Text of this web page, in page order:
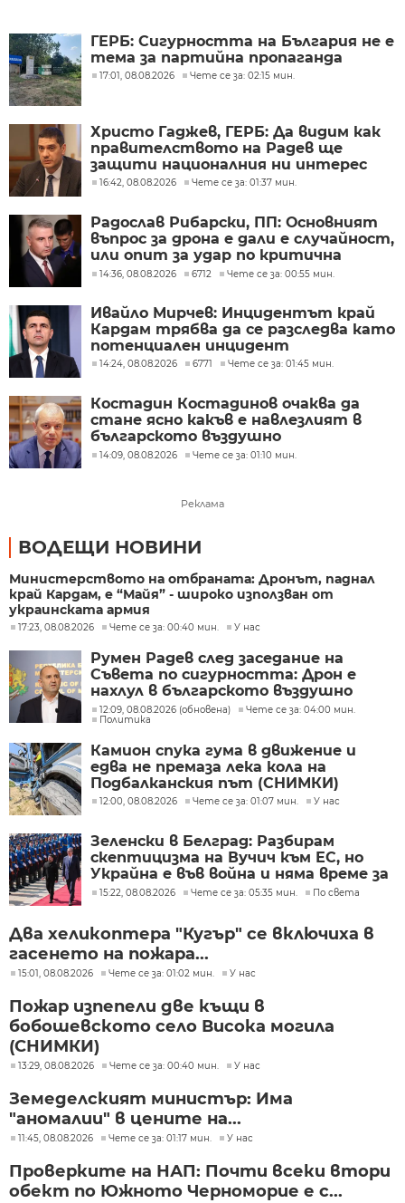
ГЕРБ: Сигурността на България не е
тема за партийна пропаганда
17:01, 08.08.2026 Чете се за: 02:15 мин.
Христо Гаджев, ГЕРБ: Да видим как
правителството на Радев ще
защити националния ни интерес
16:42, 08.08.2026 Чете се за: 01:37 мин.
Радослав Рибарски, ПП: Основният
въпрос за дрона е дали е случайност,
или опит за удар по критична
инфраструктура
14:36, 08.08.2026 6712 Чете се за: 00:55 мин.
Ивайло Мирчев: Инцидентът край
Кардам трябва да се разследва като
потенциален инцидент
14:24, 08.08.2026 6771 Чете се за: 01:45 мин.
Костадин Костадинов очаква да
стане ясно какъв е навлезлият в
българското въздушно
пространство дрон
14:09, 08.08.2026 Чете се за: 01:10 мин.
Реклама
ВОДЕЩИ НОВИНИ
Министерството на отбраната: Дронът, паднал
край Кардам, е “Майя” - широко използван от
украинската армия
17:23, 08.08.2026 Чете се за: 00:40 мин. У нас
Румен Радев след заседание на
Съвета по сигурността: Дрон е
нахлул в българското въздушно
пространство
12:09, 08.08.2026 (обновена)
Чете се за: 04:00 мин.
Политика
Камион спука гума в движение и
едва не премаза лека кола на
Подбалканския път (СНИМКИ)
12:00, 08.08.2026 Чете се за: 01:07 мин. У нас
Зеленски в Белград: Разбирам
скептицизма на Вучич към ЕС, но
Украйна е във война и няма време за
скептицизъм
15:22, 08.08.2026 Чете се за: 05:35 мин. По света
Два хеликоптера "Кугър" се включиха в
гасенето на пожара...
15:01, 08.08.2026 Чете се за: 01:02 мин. У нас
Пожар изпепели две къщи в
бобошевското село Висока могила
(СНИМКИ)
13:29, 08.08.2026 Чете се за: 00:40 мин. У нас
Земеделският министър: Има
"аномалии" в цените на...
11:45, 08.08.2026 Чете се за: 01:17 мин. У нас
Проверките на НАП: Почти всеки втори
обект по Южното Черноморие е с...